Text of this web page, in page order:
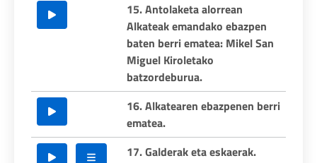
15. Antolaketa alorrean
Alkateak emandako ebazpen
baten berri ematea: Mikel San
Miguel Kiroletako
batzordeburua.
16. Alkatearen ebazpenen berri
ematea.
17. Galderak eta eskaerak.